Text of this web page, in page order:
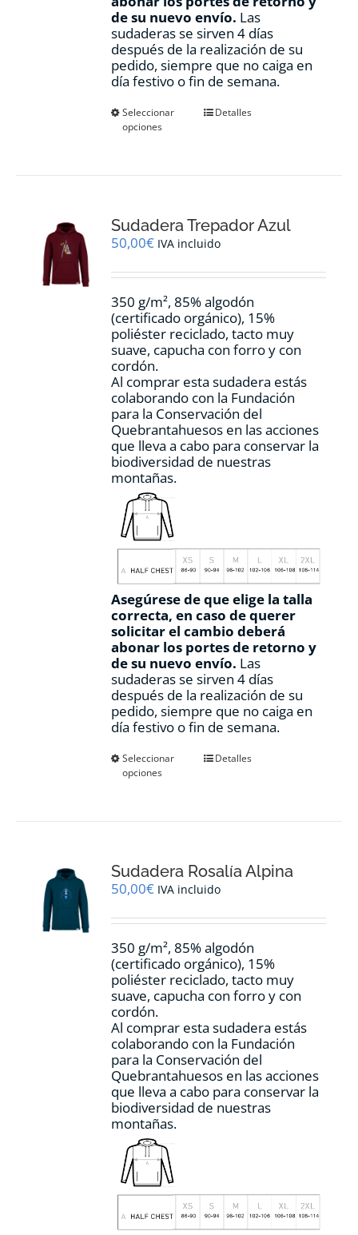
de su nuevo envío. Las
sudaderas se sirven 4 días
después de la realización de su
pedido, siempre que no caiga en
día festivo o fin de semana.
Seleccionar
opciones
Este
se
pueden
en
página
de
producto
Detalles
Sudadera Trepador Azul
50,00€ IVA incluido
350 g/m², 85% algodón
(certificado orgánico), 15%
poliéster reciclado, tacto muy
suave, capucha con forro y con
cordón.
Al comprar esta sudadera estás
colaborando con la Fundación
para la Conservación del
Quebrantahuesos en las acciones
que lleva a cabo para conservar la
biodiversidad de nuestras
montañas.
Asegúrese de que elige la talla
correcta, en caso de querer
solicitar el cambio deberá
abonar los portes de retorno y
de su nuevo envío. Las
sudaderas se sirven 4 días
después de la realización de su
pedido, siempre que no caiga en
día festivo o fin de semana.
Seleccionar
opciones
Este
se
pueden
en
página
de
producto
Detalles
Sudadera Rosalía Alpina
50,00€ IVA incluido
350 g/m², 85% algodón
(certificado orgánico), 15%
poliéster reciclado, tacto muy
suave, capucha con forro y con
cordón.
Al comprar esta sudadera estás
colaborando con la Fundación
para la Conservación del
Quebrantahuesos en las acciones
que lleva a cabo para conservar la
biodiversidad de nuestras
montañas.